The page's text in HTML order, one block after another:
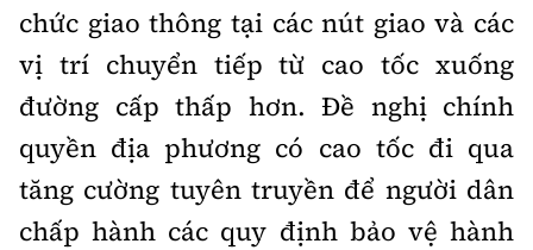
chức giao thông tại các nút giao và các
vị trí chuyển tiếp từ cao tốc xuống
đường cấp thấp hơn. Đề nghị chính
quyền địa phương có cao tốc đi qua
tăng cường tuyên truyền để người dân
chấp hành các quy định bảo vệ hành